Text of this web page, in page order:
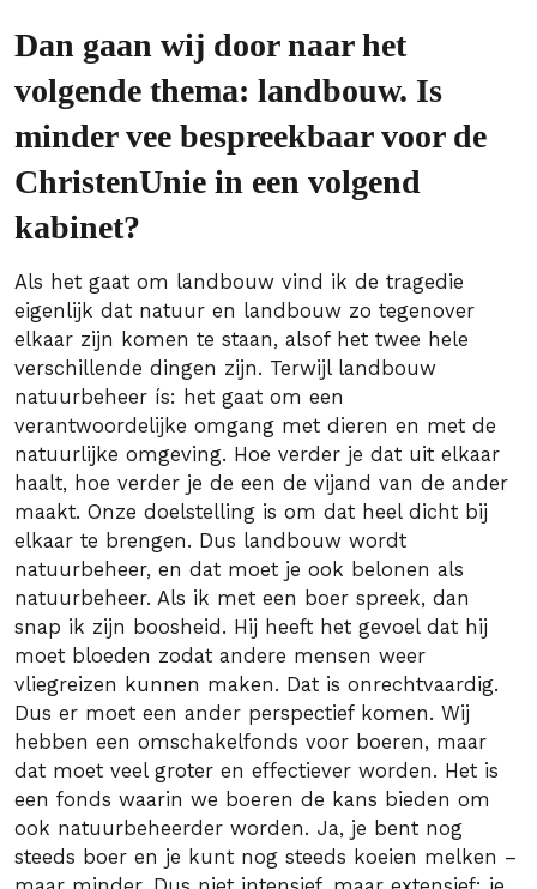
Dan gaan wij door naar het
volgende thema: landbouw. Is
minder vee bespreekbaar voor de
ChristenUnie in een volgend
kabinet?
Als het gaat om landbouw vind ik de tragedie
eigenlijk dat natuur en landbouw zo tegenover
elkaar zijn komen te staan, alsof het twee hele
verschillende dingen zijn. Terwijl landbouw
natuurbeheer ís: het gaat om een
verantwoordelijke omgang met dieren en met de
natuurlijke omgeving. Hoe verder je dat uit elkaar
haalt, hoe verder je de een de vijand van de ander
maakt. Onze doelstelling is om dat heel dicht bij
elkaar te brengen. Dus landbouw wordt
natuurbeheer, en dat moet je ook belonen als
natuurbeheer. Als ik met een boer spreek, dan
snap ik zijn boosheid. Hij heeft het gevoel dat hij
moet bloeden zodat andere mensen weer
vliegreizen kunnen maken. Dat is onrechtvaardig.
Dus er moet een ander perspectief komen. Wij
hebben een omschakelfonds voor boeren, maar
dat moet veel groter en effectiever worden. Het is
een fonds waarin we boeren de kans bieden om
ook natuurbeheerder worden. Ja, je bent nog
steeds boer en je kunt nog steeds koeien melken –